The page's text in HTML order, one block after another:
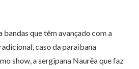
bandas que têm avançado com a
caso da paraibana
show, a sergipana Naurêa que faz